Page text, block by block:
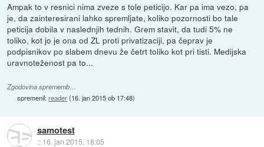
Ampak to v resnici nima zveze s tole peticijo. Kar pa ima vezo, pa
je, da zainteresirani lahko spremljate, koliko pozornosti bo tale
peticija dobila v naslednjih tednih. Grem stavit, da tudi 5% ne
toliko, kot jo je ona od ZL proti privatizaciji, pa čeprav je
podpisnikov po slabem dnevu že četrt toliko kot pri tisti. Medijska
uravnoteženost pa to...
Zgodovina sprememb…
spremenil:reader(16. jan 2015 ob 17:48)
samotest
:: 16. jan 2015, 18:05